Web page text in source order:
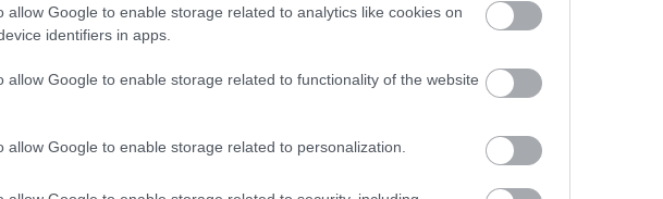
allow Google to enable storage related to analytics like cookies on
identifiers in apps.
allow Google to enable storage related to functionality of the website
allow Google to enable storage related to personalization.
kicsit hűvös van bent,jó árszínvonal,